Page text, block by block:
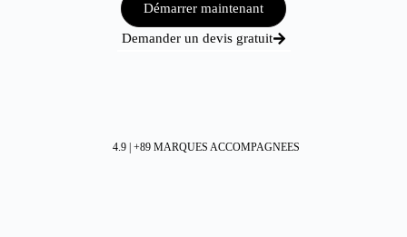
Démarrer maintenant
Demander un devis gratuit
4.9 | +89 MARQUES ACCOMPAGNEES